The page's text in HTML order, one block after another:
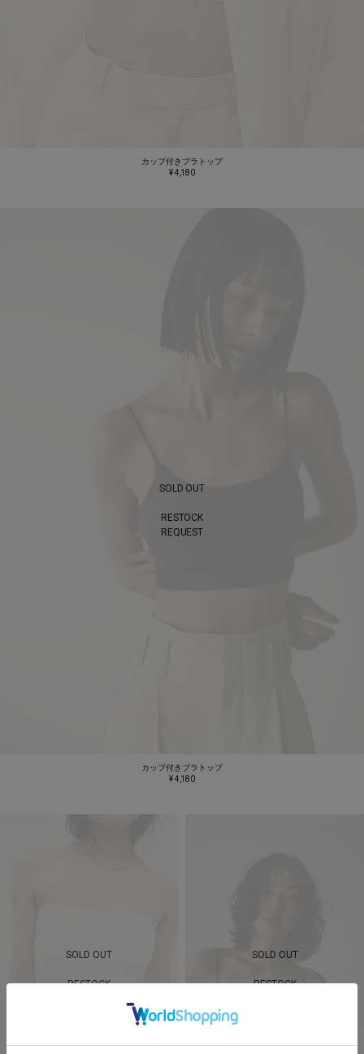
カップ付きブラトップ
¥ 4,180
SOLD OUT
RESTOCK
REQUEST
カップ付きブラトップ
¥ 4,180
SOLD OUT
RESTOCK
SOLD OUT
RESTOCK